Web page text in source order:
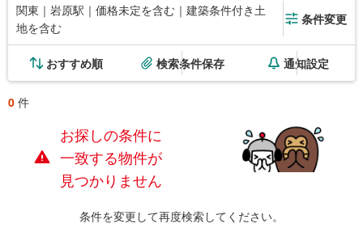
関東｜岩原駅｜価格未定を含む｜建築条件付き土
地を含む
条件変更
おすすめ順 検索条件保存 通知設定
0 件
お探しの条件に
一致する物件が
見つかりません
条件を変更して再度検索してください。